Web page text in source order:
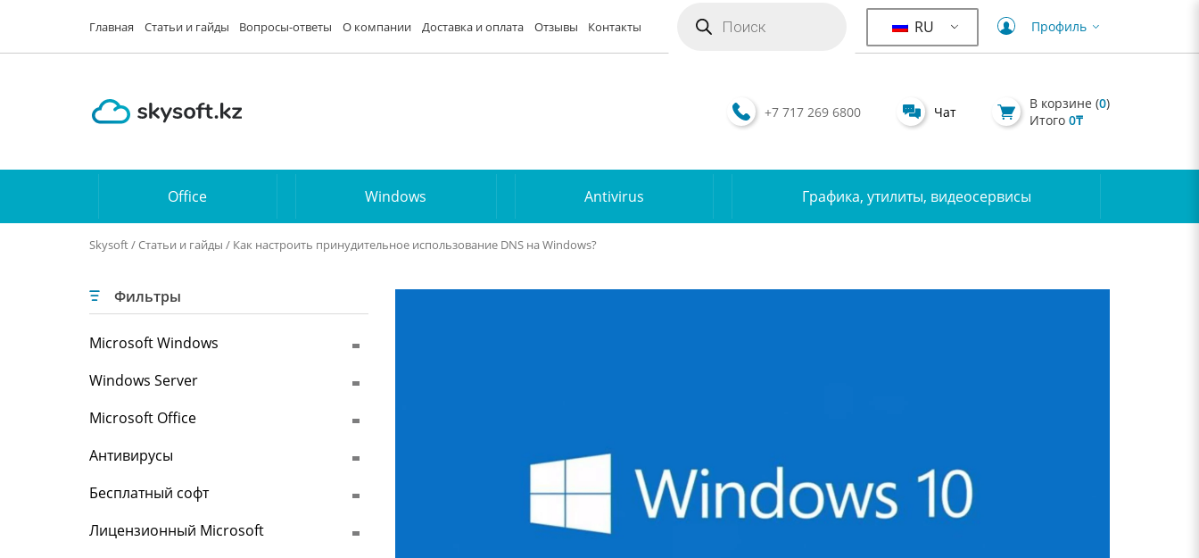
Главная Статьи и гайды Вопросы-ответы О компании Доставка и оплата Отзывы Контакты товаров RU Профиль
+7 717 269 6800 Чат В корзине (0)
Итого 0₸
Office Windows Antivirus Графика, утилиты, видеосервисы
Skysoft/Статьи и гайды / Как настроить принудительное использование DNS на Windows?
Фильтры
Microsoft Windows
Windows Server
Microsoft Office
Антивирусы
Бесплатный софт
Лицензионный Microsoft